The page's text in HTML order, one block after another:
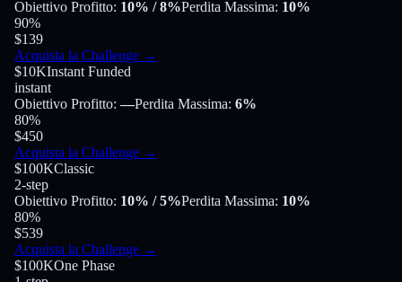
Obiettivo Profitto: 10% / 8%Perdita Massima: 10%
90%
$139
Acquista la Challenge →
$10KInstant Funded
instant
Obiettivo Profitto:—Perdita Massima: 6%
80%
$450
Acquista la Challenge →
$100KClassic
2-step
Obiettivo Profitto: 10% / 5%Perdita Massima: 10%
80%
$539
Acquista la Challenge →
$100KOne Phase